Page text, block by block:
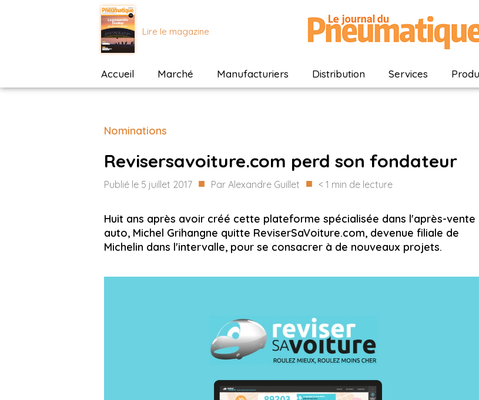
Lire le magazine
Accueil Marché Manufacturiers Distribution Services
Nominations
Revisersavoiture.com perd son fondateur
Publié le 5 juillet 2017 ■ Par Alexandre Guillet ■ < 1 min de lecture
Huit ans après avoir créé cette plateforme spécialisée dans l'après-vente
auto, Michel Grihangne quitte ReviserSaVoiture.com, devenue filiale de
Michelin dans l'intervalle, pour se consacrer à de nouveaux projets.